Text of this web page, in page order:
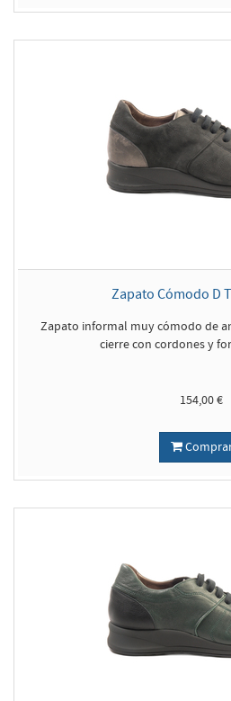
Zapato Cómodo D
Zapato informal muy cómodo de
cierre con cordones y
154,00 €